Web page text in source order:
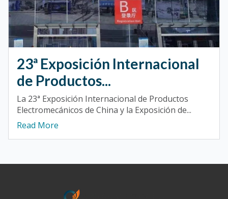
23ª Exposición Internacional
de Productos...
La 23ª Exposición Internacional de Productos
Electromecánicos de China y la Exposición de...
Read More